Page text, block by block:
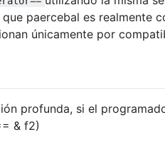
que paercebal es realmente
únicamente por
profunda, si el
& f2)